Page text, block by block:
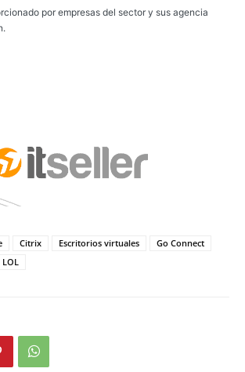
por empresas del sector y sus agencia
Citrix Escritorios virtuales
Go Connect
LOL